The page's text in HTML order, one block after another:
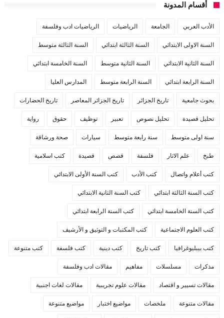
أقسام المدونة
الأدب العربي الجامعة الرياضيات الرياضيات ادب وفلسفة
السنة الاولى الابتدائي السنة الثالثة ابتدائي السنة الثالثة متوسط
السنة الثانية الابتدائي السنة الثانية متوسط السنة الخامسة ابتدائي
السنة الرابعة ابتدائي السنة الرابعة متوسط المدارس العليا
بحوث جامعية تاريخ الجزائر تاريخ الجزائر المعاصر تاريخ الحضارات
تحليل قصيدة تحليل نصوص تعبير توظيف حقوق رواية
سنة اولى متوسط سنة رابعة متوسط سيارات صحة ورشاقة
طبخ علم الاثار فلسفة قصص قصيدة كتب اسلامية
كتب أعلام واتصال كتب الأدب كتب السنة الأولى الابتدائي
كتب السنة الثالثة ابتدائي كتب السنة الثانية الابتدائي
كتب السنة الخامسة ابتدائي كتب السنة الرابعة ابتدائي
كتب العلوم الاجتماعية كتب المكتبات و التوثيق و الأرشيف
كتب بيبليوغرافيا كتب تاريخ كتب دينية كتب فلسفة كتب متنوعة
مذكرات مسلسلات مفاهيم مقالات ادب وفلسفة
مقالات تسيير و اقتصاد مقالات علوم تجريبية مقالات لغات اجنبية
مقالات متنوعة ملخصات مواضيع اختبار مواضيع متنوعة